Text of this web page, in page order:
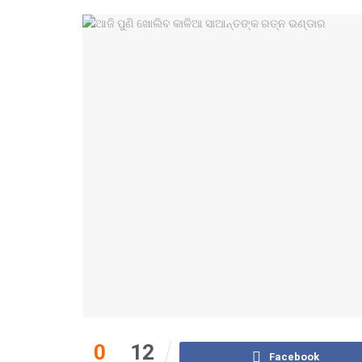
0 12 Facebook